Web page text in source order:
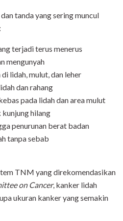
tanda yang sering muncul
terjadi terus menerus
mengunyah
lidah, mulut, dan leher
dan rahang
pada lidah dan area mulut
hilang
penurunan berat badan
tanpa sebab
TNM yang direkomendasikan
on Cancer, kanker lidah
ukuran kanker yang semakin